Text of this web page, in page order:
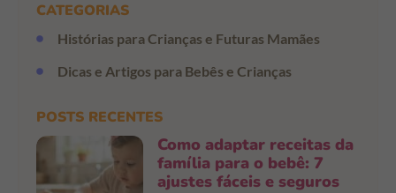
CATEGORIAS
Histórias para Crianças e Futuras Mamães
Dicas e Artigos para Bebês e Crianças
POSTS RECENTES
Como adaptar receitas da
família para o bebê: 7
ajustes fáceis e seguros